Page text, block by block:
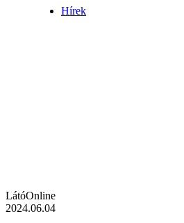
Hírek
LátóOnline
2024.06.04